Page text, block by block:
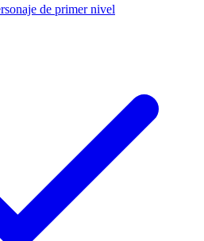
de primer nivel